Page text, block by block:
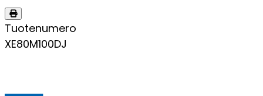
Tuotenumero
XE80M100DJ